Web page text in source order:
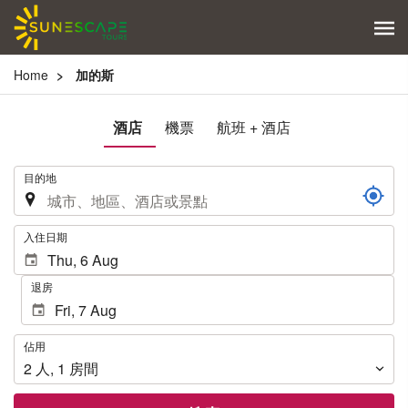
Home 加的斯
酒店 機票 航班 + 酒店
. 目的地
. 入住日期
退房
佔
用
佔用
2 人, 1 房間